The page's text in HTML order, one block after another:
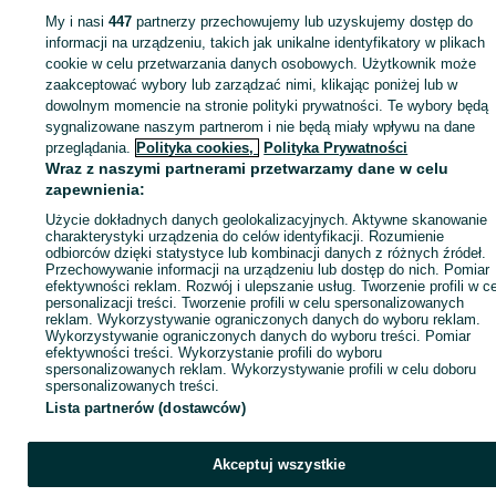
Zaloguj się lub załóż konto na OLX, aby skontaktować się z
sprzedającym
Zaloguj się / Załóż konto
Zadzwoń / SMS
My i nasi447 partnerzy przechowujemy lub uzyskujemy dostęp do
informacji na urządzeniu, takich jak unikalne identyfikatory w plikach
cookie w celu przetwarzania danych osobowych. Użytkownik może
zaakceptować wybory lub zarządzać nimi, klikając poniżej lub w
dowolnym momencie na stronie polityki prywatności. Te wybory będą
sygnalizowane naszym partnerom i nie będą miały wpływu na dane
przeglądania. Polityka cookies, Polityka Prywatności
Wraz z naszymi partnerami przetwarzamy dane w celu
zapewnienia:
Użycie dokładnych danych geolokalizacyjnych. Aktywne skanowanie
charakterystyki urządzenia do celów identyfikacji. Rozumienie
odbiorców dzięki statystyce lub kombinacji danych z różnych źródeł.
Przechowywanie informacji na urządzeniu lub dostęp do nich. Pomiar
efektywności reklam. Rozwój i ulepszanie usług. Tworzenie profili w
personalizacji treści. Tworzenie profili w celu spersonalizowanych
reklam. Wykorzystywanie ograniczonych danych do wyboru reklam.
Wykorzystywanie ograniczonych danych do wyboru treści. Pomiar
efektywności treści. Wykorzystanie profili do wyboru
spersonalizowanych reklam. Wykorzystywanie profili w celu doboru
spersonalizowanych treści.
Lista partnerów (dostawców)
Akceptuj wszystkie